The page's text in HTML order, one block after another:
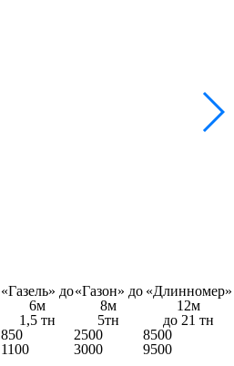
«Газель» до
6м
1,5 тн
«Газон» до
8м
5тн
«Длинномер»
12м
до 21 тн
850 2500
8500
1100 3000
9500